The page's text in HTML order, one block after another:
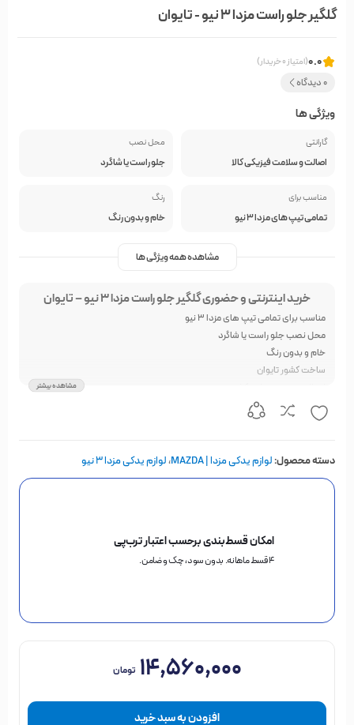
گلگیر جلو راست مزدا 3 نیو - تایوان
0.0(امتیاز 0 خریدار)
0 دیدگاه
ویژگی ها
گارانتی
اصالت و سلامت فیزیکی کالا
محل نصب
جلو راست یا شاگرد
مناسب برای
تمامی تیپ های مزدا 3 نیو
رنگ
خام و بدون رنگ
مشاهده همه ویژگی ها
خرید اینترنتی و حضوری گلگیر جلو راست مزدا 3 نیو – تایوان
مناسب برای تمامی تیپ های مزدا 3 نیو
محل نصب جلو راست یا شاگرد
خام و بدون رنگ
ساخت کشور تایوان
امکان خرید اقساطی توسط ترب پی
امکان خرید حضوری
مشاهده بیشتر
دسته محصول:لوازم یدکی مزدا | MAZDA ،لوازم یدکی مزدا ۳ نیو